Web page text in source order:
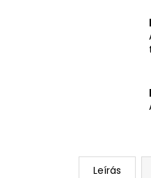
Leírás